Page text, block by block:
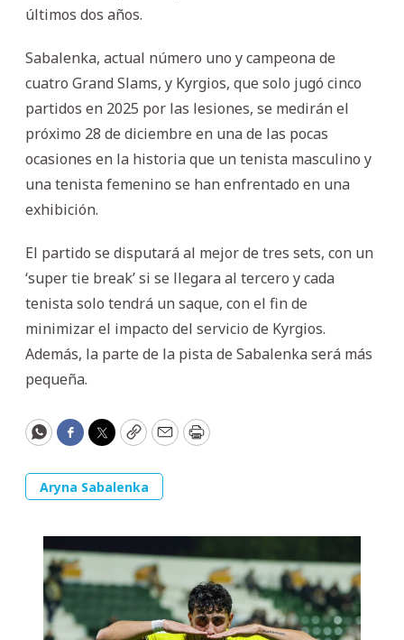
últimos dos años.
Sabalenka, actual número uno y campeona de
cuatro Grand Slams, y Kyrgios, que solo jugó cinco
partidos en 2025 por las lesiones, se medirán el
próximo 28 de diciembre en una de las pocas
ocasiones en la historia que un tenista masculino y
una tenista femenino se han enfrentado en una
exhibición.
El partido se disputará al mejor de tres sets, con un
‘super tie break’ si se llegara al tercero y cada
tenista solo tendrá un saque, con el fin de
minimizar el impacto del servicio de Kyrgios.
Además, la parte de la pista de Sabalenka será más
pequeña.
WhatsApp
Facebook
Twitter
CopyEmailPrint
Aryna Sabalenka